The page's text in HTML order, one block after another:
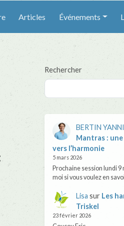
Articles Événements
Rechercher
BERTIN
Mantras :
vers l’harmonie
5 mars 2026
Prochaine session lundi
moi si vous voulez en
Lisa sur Les
Triskel
23 février 2026